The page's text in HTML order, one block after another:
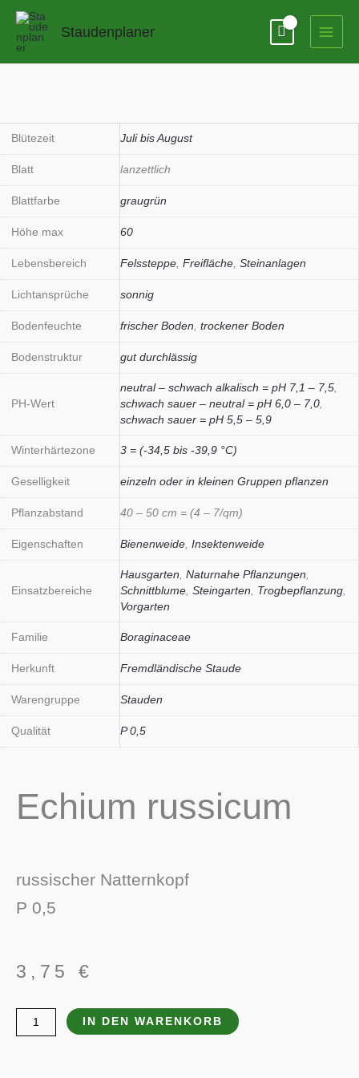
Zum
springen
Staudenplaner
Blütezeit Juli bis August
Blatt lanzettlich
Blattfarbe graugrün
Höhe max 60
Lebensbereich Felssteppe Freifläche Steinanlagen
Lichtansprüche sonnig
Bodenfeuchte frischer Boden trockener Boden
Bodenstruktur gut durchlässig
PH-Wert
neutral – schwach alkalisch = pH 7,1 – 7,5
schwach sauer – neutral = pH 6,0 – 7,0
schwach sauer = pH 5,5 – 5,9
Winterhärtezone 3 = (-34,5 bis -39,9 °C)
Geselligkeit einzeln oder in kleinen Gruppen pflanzen
Pflanzabstand 40 – 50 cm = (4 – 7/qm)
Eigenschaften Bienenweide Insektenweide
Einsatzbereiche
Hausgarten Naturnahe Pflanzungen
Schnittblume Steingarten Trogbepflanzung
Vorgarten
Familie Boraginaceae
Herkunft Fremdländische Staude
Warengruppe Stauden
Qualität P 0,5
Echium russicum
russischer Natternkopf
P 0,5
3,75 €
Echium
russicum
IN DEN WARENKORB